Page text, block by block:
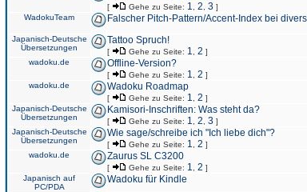
[ Gehe zu Seite: 1 2 3 ]
WadokuTeam Falscher Pitch-Pattern/Accent-Index bei
Japanisch-Deutsche
Übersetzungen
Tattoo Spruch!
[ Gehe zu Seite: 1 2 ]
wadoku.de Offline-Version?
[ Gehe zu Seite: 1 2 ]
wadoku.de Wadoku Roadmap
[ Gehe zu Seite: 1 2 ]
Japanisch-Deutsche
Übersetzungen
Kamisori-Inschriften: Was steht da?
[ Gehe zu Seite: 1 2 3 ]
Japanisch-Deutsche
Übersetzungen
Wie sage/schreibe ich "Ich liebe dich"?
[ Gehe zu Seite: 1 2 ]
wadoku.de Zaurus SL C3200
[ Gehe zu Seite: 1 2 ]
Japanisch auf
PC/PDA
Wadoku für Kindle